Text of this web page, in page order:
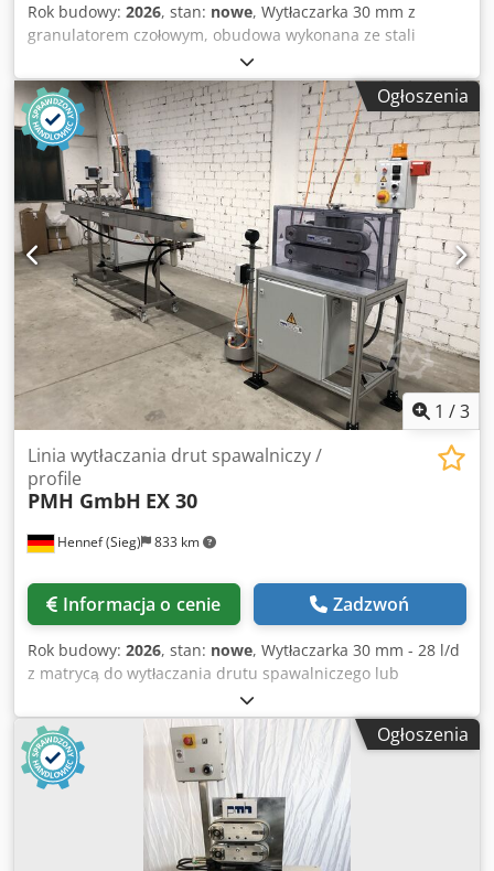
Rok budowy: 2026, stan: nowe, Wytłaczarka 30 mm z
granulatorem czołowym, obudowa wykonana ze stali
nierdzewnej jest obrotowa. Długość granulatu jest
regulowana za pomocą prędkości cięcia. Opcjonalnie
oferujemy taśmę transportową do chłodzenia granulatu.
Credjf Uc Ugjpfx Ad Sef
Ogłoszenia
1 /3
Hennef (Sieg) 833 km
Linia wytłaczania drut spawalniczy /
profile
PMH GmbH EX 30
Informacja o cenie Zadzwoń
Rok budowy: 2026, stan: nowe, Wytłaczarka 30 mm - 28 l/d
z matrycą do wytłaczania drutu spawalniczego lub
wytłaczania profili z wanną chłodzącą z wydmuchem wody
klejącej Crsdpfxei Tu U Us Ad Sef z odciągiem z nawijarką i
urządzeniem do układania
Ogłoszenia